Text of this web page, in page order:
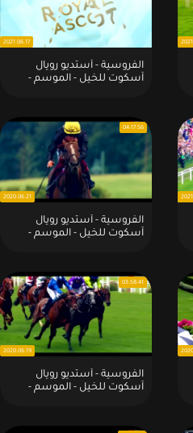
الفروسية - أستديو رويال
آسكوت للخيل - الموسم -
2021.06.17
الفروسية - أستديو رويال
آسكوت للخيل - الموسم -
04:17:56
2020.06.21
الفروسية - أستديو رويال
آسكوت للخيل - الموسم -
03:58:41
2020.06.19